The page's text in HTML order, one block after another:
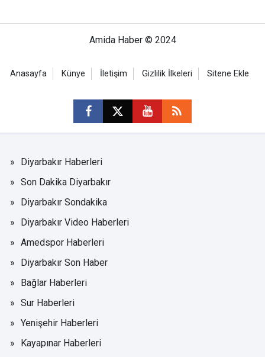
Amida Haber © 2024
Anasayfa Künye İletişim Gizlilik İlkeleri Sitene Ekle
Diyarbakır Haberleri
Son Dakika Diyarbakır
Diyarbakır Sondakika
Diyarbakır Video Haberleri
Amedspor Haberleri
Diyarbakır Son Haber
Bağlar Haberleri
Sur Haberleri
Yenişehir Haberleri
Kayapınar Haberleri